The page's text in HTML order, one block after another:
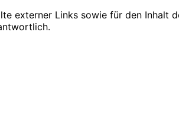
externer Links sowie für den Inhalt